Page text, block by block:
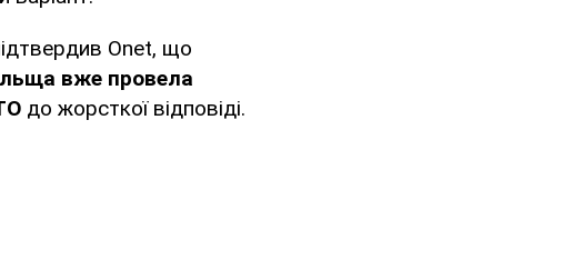
Onet, що
вже провела
до жорсткої відповіді.